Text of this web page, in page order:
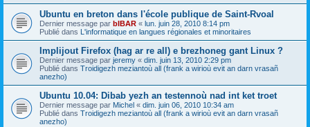
Ubuntu en breton dans l'école publique de Saint-Rvoal
Dernier message par bIBAR « lun. juin 28, 2010 8:14 pm
Publié dans L'informatique en langues régionales et minoritaires
Implijout Firefox (hag ar re all) e brezhoneg gant Linux ?
Dernier message par jeremy « dim. juin 13, 2010 2:29 pm
Publié dans Troidigezh meziantoù all (frank a wirioù evit an darn vrasañ
anezho)
Ubuntu 10.04: Dibab yezh an testennoù nad int ket troet
Dernier message par Michel « dim. juin 06, 2010 10:34 am
Publié dans Troidigezh meziantoù all (frank a wirioù evit an darn vrasañ
anezho)